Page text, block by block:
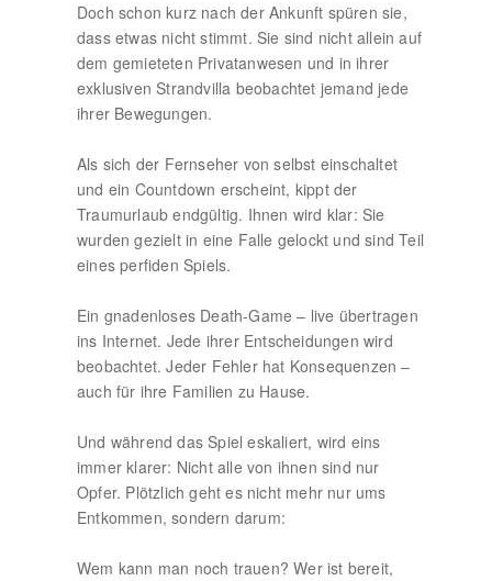
Doch schon kurz nach der Ankunft spüren sie,
dass etwas nicht stimmt. Sie sind nicht allein auf
dem gemieteten Privatanwesen und in ihrer
exklusiven Strandvilla beobachtet jemand jede
ihrer Bewegungen.
Als sich der Fernseher von selbst einschaltet
und ein Countdown erscheint, kippt der
Traumurlaub endgültig. Ihnen wird klar: Sie
wurden gezielt in eine Falle gelockt und sind Teil
eines perfiden Spiels.
Ein gnadenloses Death-Game – live übertragen
ins Internet. Jede ihrer Entscheidungen wird
beobachtet. Jeder Fehler hat Konsequenzen –
auch für ihre Familien zu Hause.
Und während das Spiel eskaliert, wird eins
immer klarer: Nicht alle von ihnen sind nur
Opfer. Plötzlich geht es nicht mehr nur ums
Entkommen, sondern darum:
Wem kann man noch trauen? Wer ist bereit,